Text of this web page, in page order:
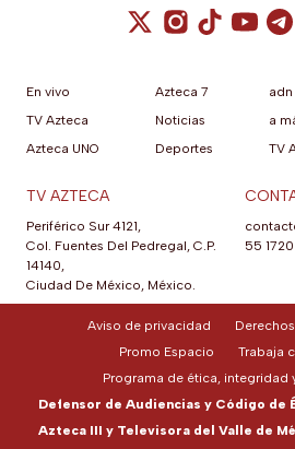
Cuenta de X /
Cuenta de
Cuenta
En vivo
TV Azteca
Azteca UNO
Azteca 7
Noticias
Deportes
a
TV
TV AZTECA
Periférico Sur 4121,
Col. Fuentes Del Pedregal, C.P.
14140,
Ciudad De México, México.
55 1720
Aviso de privacidad Derechos
Promo Espacio
Trabaja
Programa de ética, integridad
Defensor de Audiencias y Código de
Azteca III y Televisora del Valle de